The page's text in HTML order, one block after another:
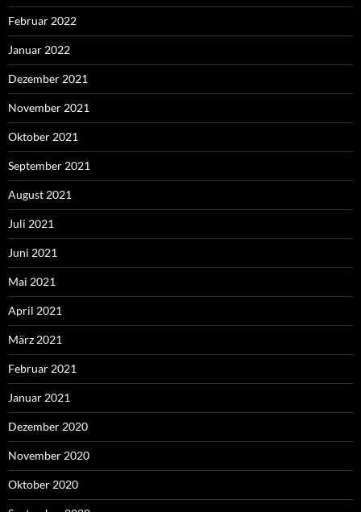
Februar 2022
Januar 2022
Dezember 2021
November 2021
Oktober 2021
September 2021
August 2021
Juli 2021
Juni 2021
Mai 2021
April 2021
März 2021
Februar 2021
Januar 2021
Dezember 2020
November 2020
Oktober 2020